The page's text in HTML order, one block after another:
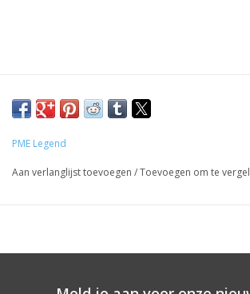
PME Legend
Aan verlanglijst toevoegen /Toevoegen om te